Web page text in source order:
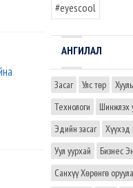
#eyescool
АНГИЛАЛ
Засаг Улс төр
Технологи
Шинжлэх
Эдийн засаг
Хүүхэд
Уул уурхай
Бизнес
Санхүү Хөрөнгө